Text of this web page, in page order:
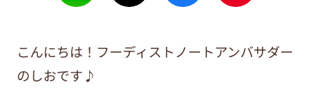
こんにちは！フーディストノートアンバサダー
のしおです♪